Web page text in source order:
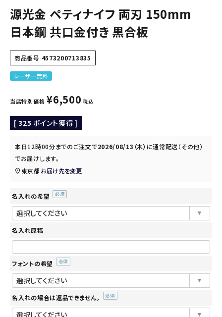
源光金 ペティナイフ 両刃 150mm
日本鋼 共口金付き 黒合板
商品番号 4573200713835
レーザー無料
当店特別価格 ¥6,500 税込
[ 325 ポイント獲得 ]
本日12時00分までのご注文で2026/08/13（木） に通常配送（その他）
でお届けします。
東京都 お届け先を変更
名入れの希望
須)
名入れ原稿
フォントの希望
須)
名入れの場合は返品できません。